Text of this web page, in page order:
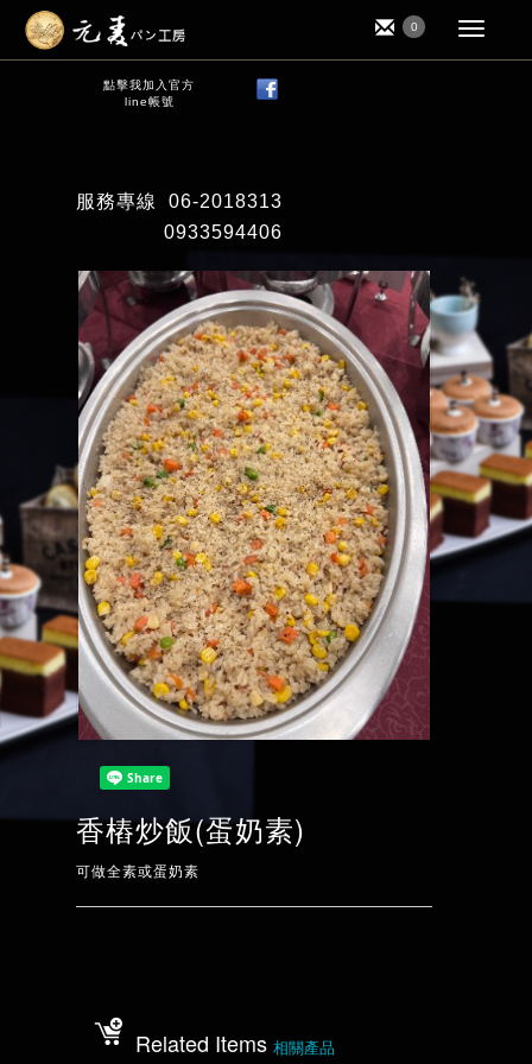
0
點擊我加入官方
line帳號
服務專線
06-2018313
0933594406
香樁炒飯(蛋奶素)
可做全素或蛋奶素
Related Items 相關產品